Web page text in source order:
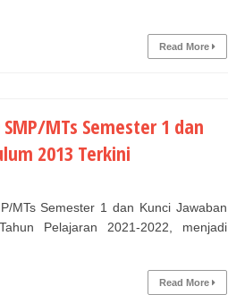
Read More
SMP/MTs Semester 1 dan
2013 Terkini
MTs Semester 1 dan Kunci Jawaban
Pelajaran 2021-2022, menjadi
Read More